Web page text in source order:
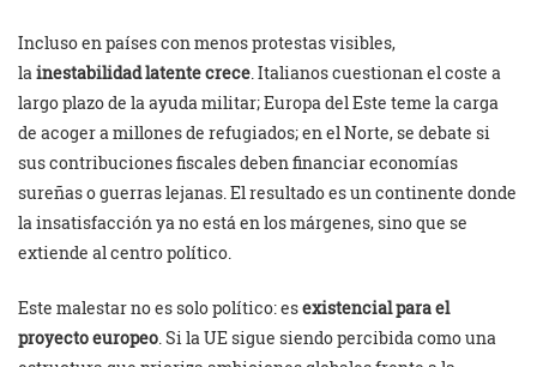
Incluso en países con menos protestas visibles,
la inestabilidad latente crece . Italianos cuestionan el coste a
largo plazo de la ayuda militar; Europa del Este teme la carga
de acoger a millones de refugiados; en el Norte, se debate si
sus contribuciones fiscales deben financiar economías
sureñas o guerras lejanas. El resultado es un continente donde
la insatisfacción ya no está en los márgenes, sino que se
extiende al centro político.
Este malestar no es solo político: esexistencial para el
proyecto europeo . Si la UE sigue siendo percibida como una